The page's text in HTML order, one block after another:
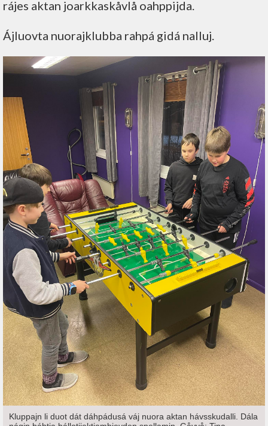
rájes aktan joarkkaskåvlå oahppijda.
Ájluovta nuorajklubba rahpá gidá nalluj.
Kluppajn li duot dát dáhpádusá váj nuora aktan hávsskudalli. Dála